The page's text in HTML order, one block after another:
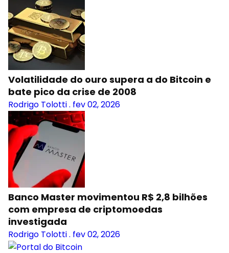
Volatilidade do ouro supera a do Bitcoin e
bate pico da crise de 2008
Rodrigo Tolotti. fev 02, 2026
Banco Master movimentou R$ 2,8 bilhões
com empresa de criptomoedas
investigada
Rodrigo Tolotti. fev 02, 2026